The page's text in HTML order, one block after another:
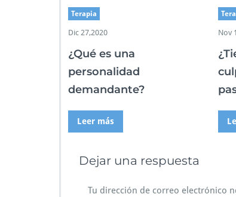
Terapia
Dic 27,2020
¿Qué es una
personalidad
demandante?
Leer más
Nov
Dejar una respuesta
Tu dirección de correo electrónico